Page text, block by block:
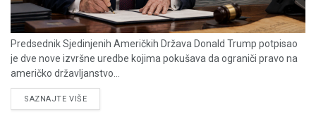
Predsednik Sjedinjenih Američkih Država Donald Trump potpisao
je dve nove izvršne uredbe kojima pokušava da ograniči pravo na
američko državljanstvo...
SAZNAJTE VIŠEDETAILS